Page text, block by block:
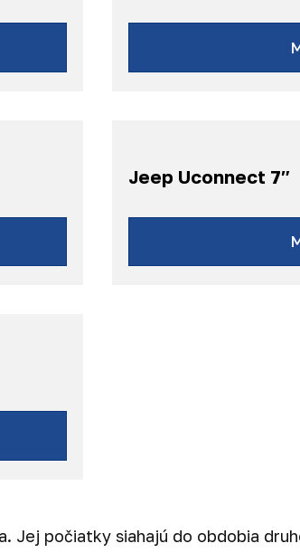
Jeep Uconnect 7″
Jej počiatky siahajú do obdobia